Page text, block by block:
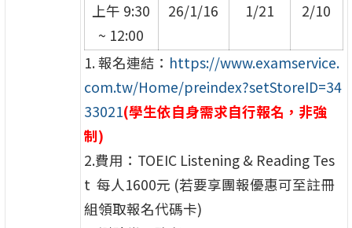
上午 9:30
~ 12:00
26/1/16
1/21
2/10
1. 報名連結： https://www.examservice.
com.tw/Home/preindex?setStoreID=34
33021(學生依自身需求自行報名，非強
制)
2.費用：TOEIC Listening & Reading Tes
t 每人1600元 (若要享團報優惠可至註冊
組領取報名代碼卡)